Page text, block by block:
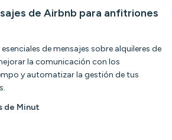
de Airbnb para anfitriones
de mensajes sobre alquileres de
la comunicación con los
y automatizar la gestión de tus
de Minut